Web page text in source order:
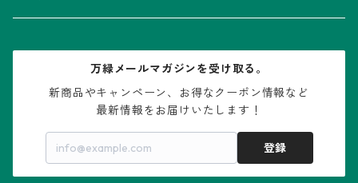
エキノケレウス属
エキノプシス属
コノフィツム属
センナ属
水石・景石
万緑メールマガジンを受け取る。
新商品やキャンペーン、お得なクーポン情報など
最新情報をお届けいたします！
登録